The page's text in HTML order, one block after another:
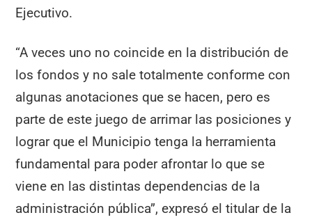
Ejecutivo.
“A veces uno no coincide en la distribución de
los fondos y no sale totalmente conforme con
algunas anotaciones que se hacen, pero es
parte de este juego de arrimar las posiciones y
lograr que el Municipio tenga la herramienta
fundamental para poder afrontar lo que se
viene en las distintas dependencias de la
administración pública”, expresó el titular de la